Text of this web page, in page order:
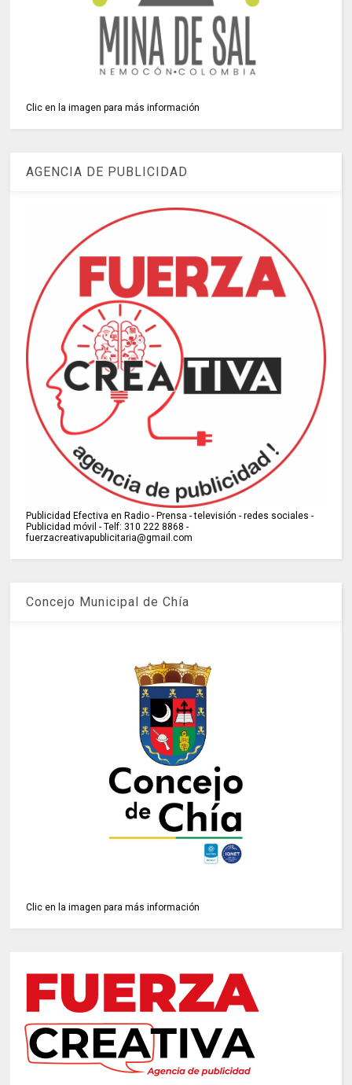
Clic en la imagen para más información
AGENCIA DE PUBLICIDAD
Publicidad Efectiva en Radio - Prensa - televisión - redes sociales -
Publicidad móvil - Telf: 310 222 8868 -
fuerzacreativapublicitaria@gmail.com
Concejo Municipal de Chía
Clic en la imagen para más información